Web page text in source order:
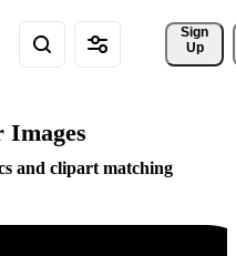
Sign
Up
Images
and clipart matching